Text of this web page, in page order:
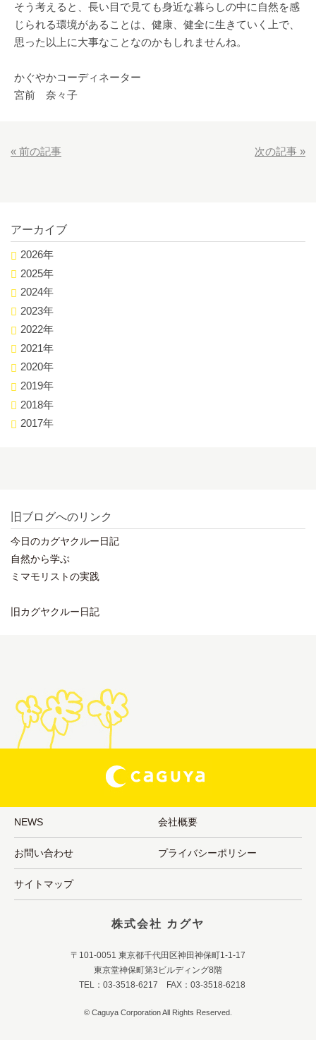
そう考えると、長い目で見ても身近な暮らしの中に自然を感
じられる環境があることは、健康、健全に生きていく上で、
思った以上に大事なことなのかもしれませんね。
かぐやかコーディネーター
宮前 奈々子
« 前の記事 次の記事 »
アーカイブ
2026年
2025年
2024年
2023年
2022年
2021年
2020年
2019年
2018年
2017年
旧ブログへのリンク
今日のカグヤクルー日記
自然から学ぶ
ミマモリストの実践
旧カグヤクルー日記
NEWS 会社概要
お問い合わせ プライバシーポリシー
サイトマップ
株式会社 カグヤ
〒101-0051 東京都千代田区神田神保町1-1-17
東京堂神保町第3ビルディング8階
TEL：03-3518-6217 FAX：03-3518-6218
© Caguya Corporation All Rights Reserved.